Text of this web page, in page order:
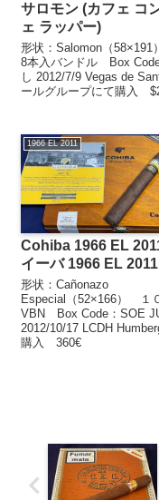
サロモン (カフェ コ
ェ ラッパー)
形状：Salomon（
8本入バンドル Box
し 2012/7/9 Vegas de
ールグループにて購入
1966 EL 2011
Cohiba 1966 EL
イーバ 1966 EL 2011
形状：Cañonazo
Especial（52×166） １
VBN Box Code：SOE
2012/10/17 LCDH
購入 360€